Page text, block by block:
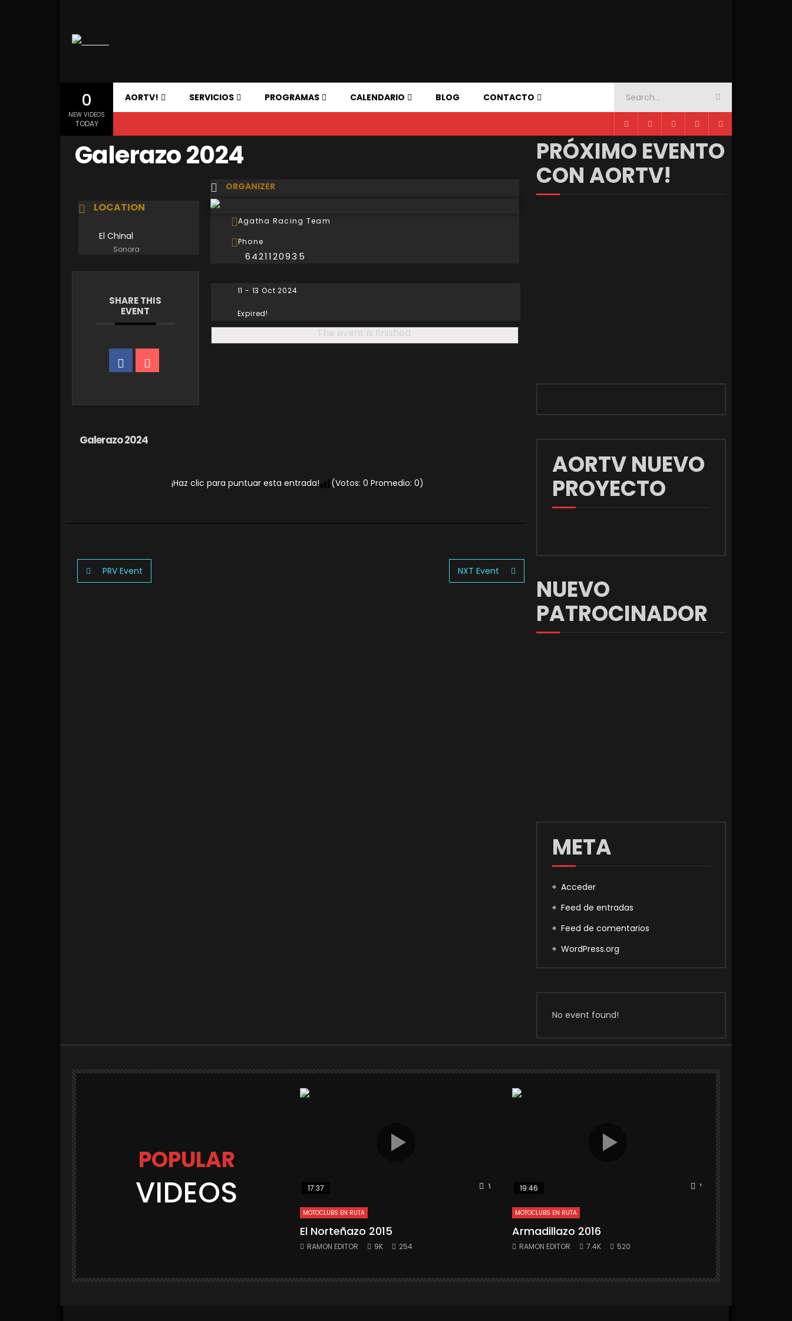
0
NEW VIDEOS
TODAY
AORTV! SERVICIOS PROGRAMAS CALENDARIO BLOG CONTACTO
Galerazo 2024
LOCATION
El Chinal
Sonora
SHARE THIS
EVENT
ORGANIZER
Agatha Racing Team
Phone
6421120935
11 - 13 Oct 2024
Expired!
The event is finished.
Galerazo 2024
¡Haz clic para puntuar esta entrada! (Votos: 0 Promedio: 0)
PRV Event NXT Event
PRÓXIMO EVENTO
CON AORTV!
AORTV NUEVO
PROYECTO
NUEVO
PATROCINADOR
META
Acceder
Feed de entradas
Feed de comentarios
WordPress.org
No event found!
POPULAR
VIDEOS Watch Later
17:37
MOTOCLUBS EN RUTA
El Norteñazo 2015
RAMON EDITOR 9K 254
Watch Later
19:46
MOTOCLUBS EN RUTA
Armadillazo 2016
RAMON EDITOR 7.4K 520